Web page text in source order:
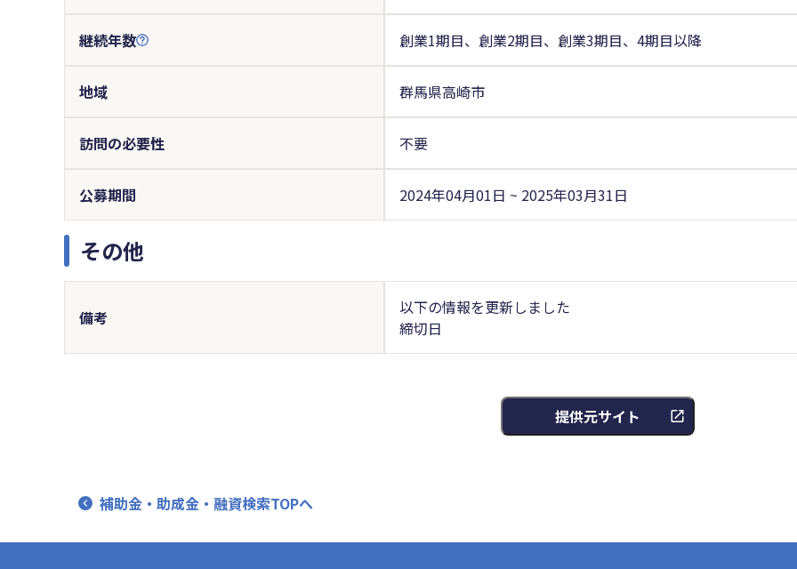
継続年数 創業1期目、創業2期目、創業3期目、4期目以降
地域 群馬県高崎市
訪問の必要性 不要
公募期間 2024年04月01日 ~ 2025年03月31日
その他
備考
以下の情報を更新しました
締切日
提供元サイト
補助金・助成金・融資検索TOPへ